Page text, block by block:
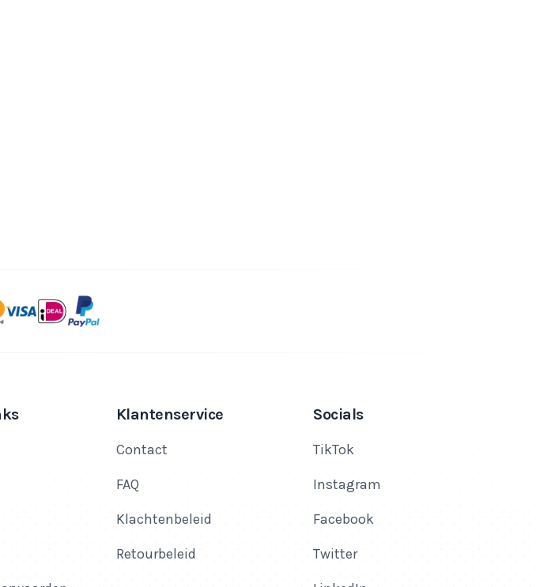
Klantenservice
Contact
FAQ
Klachtenbeleid
Retourbeleid
Socials
TikTok
Instagram
Facebook
Twitter